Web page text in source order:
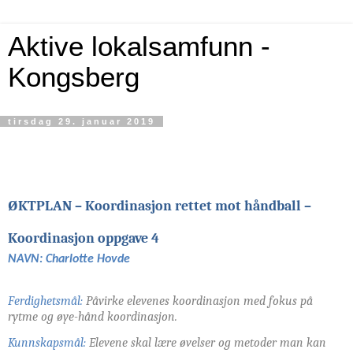
Aktive lokalsamfunn -
Kongsberg
tirsdag 29. januar 2019
ØKTPLAN – Koordinasjon rettet mot håndball –
Koordinasjon oppgave 4
NAVN: Charlotte Hovde
Ferdighetsmål: Påvirke elevenes koordinasjon med fokus på
rytme og øye-hånd koordinasjon.
Kunnskapsmål: Elevene skal lære øvelser og metoder man kan